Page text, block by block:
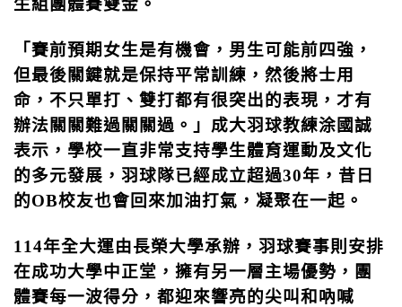
「賽前預期女生是有機會，男生可能前四強，
但最後關鍵就是保持平常訓練，然後將士用
命，不只單打、雙打都有很突出的表現，才有
辦法關關難過關關過。」成大羽球教練涂國誠
表示，學校一直非常支持學生體育運動及文化
的多元發展，羽球隊已經成立超過30年，昔日
的OB校友也會回來加油打氣，凝聚在一起。
114年全大運由長榮大學承辦，羽球賽事則安排
在成功大學中正堂，擁有另一層主場優勢，團
體賽每一波得分，都迎來響亮的尖叫和吶喊